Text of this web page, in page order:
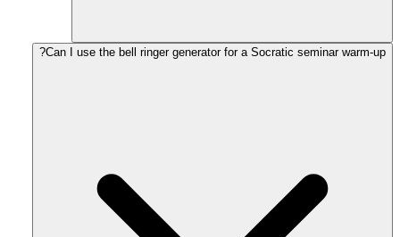
Can I use the bell ringer generator for a Socratic seminar warm-up?